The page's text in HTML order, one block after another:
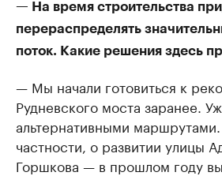
— На время строительства
перераспределять
поток. Какие решения здесь
— Мы начали готовиться к
Рудневского моста заранее.
альтернативными маршрутами.
частности, о развитии улицы
Горшкова — в прошлом году